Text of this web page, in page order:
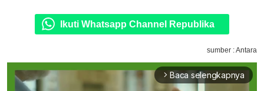
Ikuti Whatsapp Channel Republika
sumber : Antara
arrow_forward_ios Baca selengkapnya